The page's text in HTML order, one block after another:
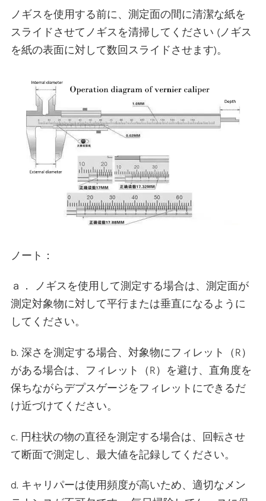
ノギスを使用する前に、測定面の間に清潔な紙を
スライドさせてノギスを清掃してください (ノギス
を紙の表面に対して数回スライドさせます)。
ノート：
ａ． ノギスを使用して測定する場合は、測定面が
測定対象物に対して平行または垂直になるように
してください。
b. 深さを測定する場合、対象物にフィレット（R）
がある場合は、フィレット（R）を避け、直角度を
保ちながらデプスゲージをフィレットにできるだ
け近づけてください。
c. 円柱状の物の直径を測定する場合は、回転させ
て断面で測定し、最大値を記録してください。
d. キャリパーは使用頻度が高いため、適切なメン